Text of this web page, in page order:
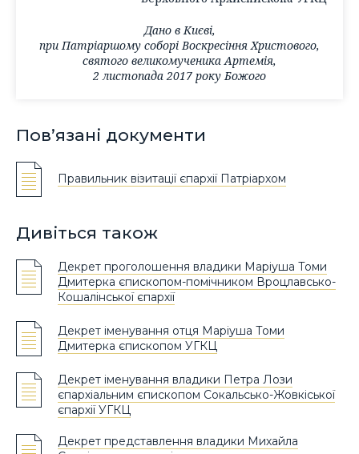
Дано в Києві,
при Патріаршому соборі Воскресіння Христового,
святого великомученика Артемія,
2 листопада 2017 року Божого
Пов’язані документи
Правильник візитації єпархії Патріархом
Дивіться також
Декрет проголошення владики Маріуша Томи
Дмитерка єпископом-помічником Вроцлавсько-
Кошалінської єпархії
Декрет іменування отця Маріуша Томи
Дмитерка єпископом УГКЦ
Декрет іменування владики Петра Лози
єпархіальним єпископом Сокальсько-Жовкіської
єпархії УГКЦ
Декрет представлення владики Михайла